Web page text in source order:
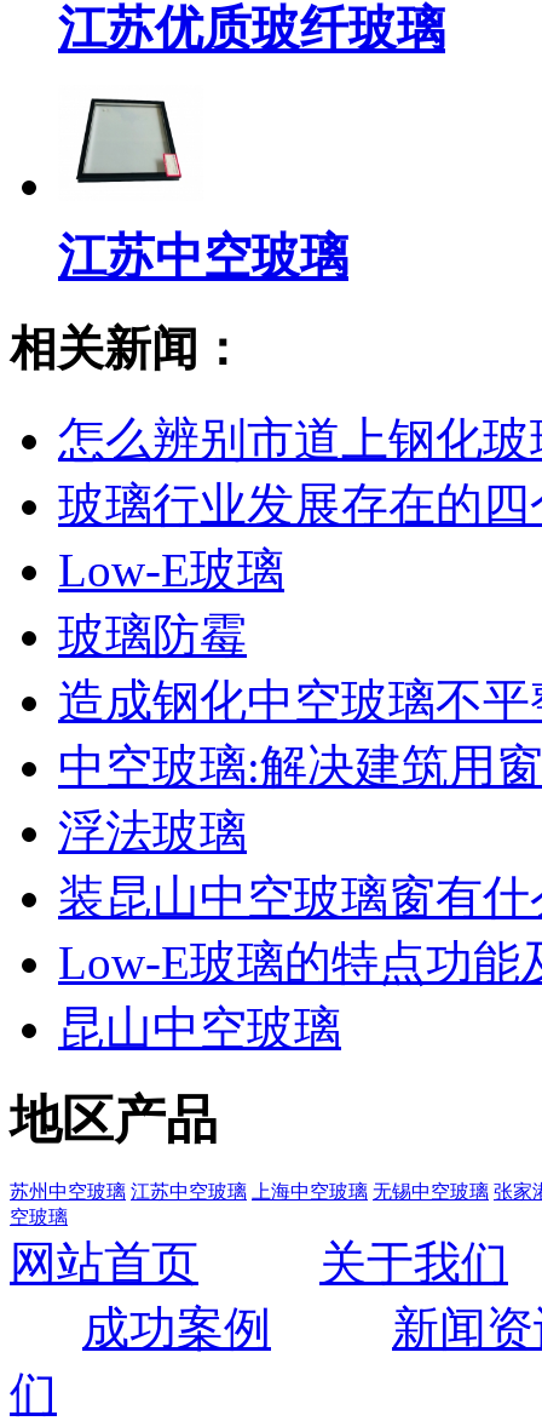
江苏优质玻纤玻璃
江苏中空玻璃
相关新闻：
怎么辨别市道上钢化
玻璃行业发展存在的
Low-E玻璃
玻璃防霉
造成钢化中空玻璃不
中空玻璃:解决建筑用
浮法玻璃
装昆山中空玻璃窗有
Low-E玻璃的特点功能
昆山中空玻璃
地区产品
苏州中空玻璃 江苏中空玻璃 上海中空玻璃 无锡中空玻璃 张家
空玻璃
网站首页
关于我们
成功案例
新闻
们